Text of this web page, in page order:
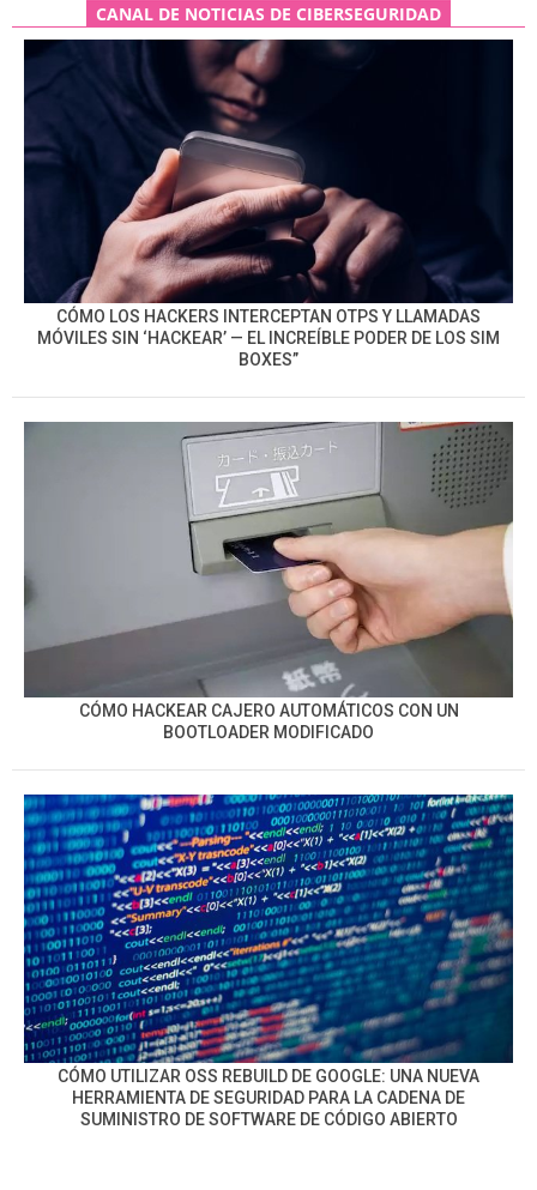
CANAL DE NOTICIAS DE CIBERSEGURIDAD
CÓMO LOS HACKERS INTERCEPTAN OTPS Y LLAMADAS
MÓVILES SIN ‘HACKEAR’ — EL INCREÍBLE PODER DE LOS SIM
BOXES”
CÓMO HACKEAR CAJERO AUTOMÁTICOS CON UN
BOOTLOADER MODIFICADO
CÓMO UTILIZAR OSS REBUILD DE GOOGLE: UNA NUEVA
HERRAMIENTA DE SEGURIDAD PARA LA CADENA DE
SUMINISTRO DE SOFTWARE DE CÓDIGO ABIERTO